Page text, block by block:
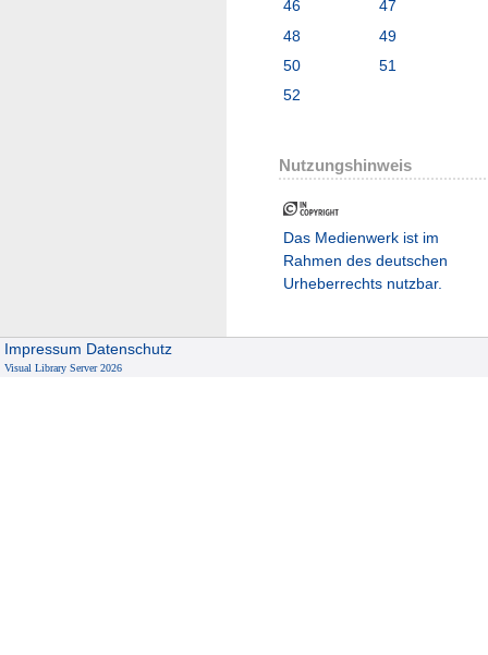
46
47
48
49
50
51
52
Nutzungshinweis
Das Medienwerk ist im
Rahmen des deutschen
Urheberrechts nutzbar.
Impressum Datenschutz
Visual Library Server 2026